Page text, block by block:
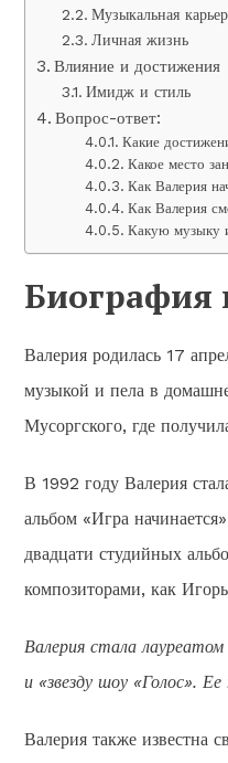
Музыкальная
Личная жизнь
Влияние и достижения
Имидж и стиль
Вопрос-ответ:
Какие
Какое место
Как Валерия
Как Валерия
Какую музыку
Биография
Валерия родилась 17
музыкой и пела в
Мусоргского, где
В 1992 году Валерия
альбом «Игра
двадцати студийных
композиторами, как
Валерия стала
и «звезду шоу «Голос».
Валерия также известна